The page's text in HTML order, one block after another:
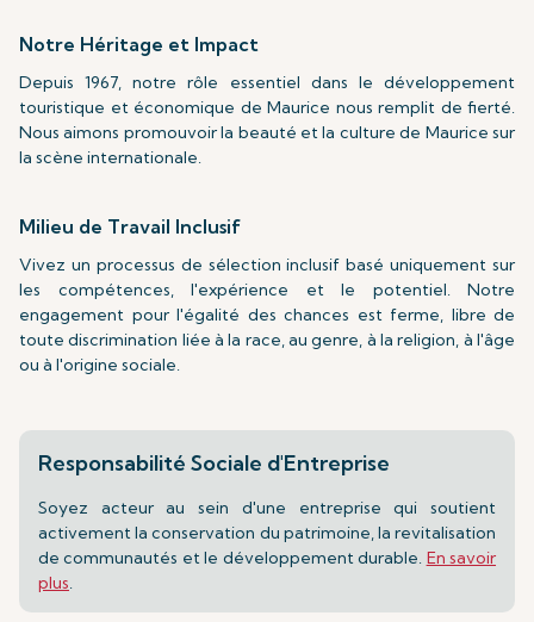
Notre Héritage et Impact
Depuis 1967, notre rôle essentiel dans le développement
touristique et économique de Maurice nous remplit de fierté.
Nous aimons promouvoir la beauté et la culture de Maurice sur
la scène internationale.
Milieu de Travail Inclusif
Vivez un processus de sélection inclusif basé uniquement sur
les compétences, l'expérience et le potentiel. Notre
engagement pour l'égalité des chances est ferme, libre de
toute discrimination liée à la race, au genre, à la religion, à l'âge
ou à l'origine sociale.
Responsabilité Sociale d'Entreprise
Soyez acteur au sein d'une entreprise qui soutient
activement la conservation du patrimoine, la revitalisation
de communautés et le développement durable. En savoir
plus.